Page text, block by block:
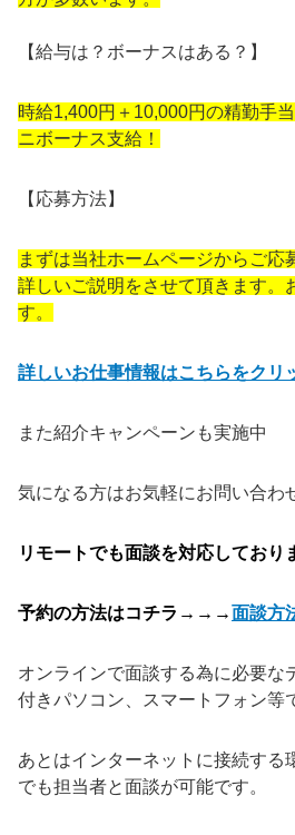
【給与は？ボーナスはある？】
時給1,400円＋10,000円の精勤手
ニボーナス支給！
【応募方法】
まずは当社ホームページからご応
詳しいご説明をさせて頂きます。
す。
詳しいお仕事情報はこちらをクリ
また紹介キャンペーンも実施中
気になる方はお気軽にお問い合わ
リモートでも面談を対応しており
予約の方法はコチラ→→→面談方
オンラインで面談する為に必要な
付きパソコン、スマートフォン等
あとはインターネットに接続する
でも担当者と面談が可能です。